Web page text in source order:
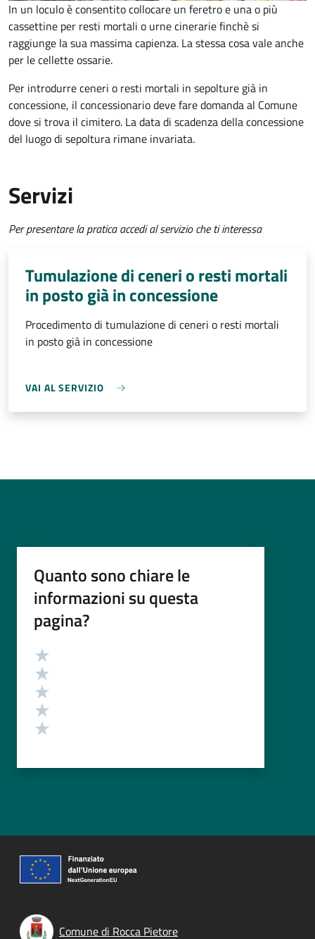
In un loculo è consentito collocare un feretro e una o più
cassettine per resti mortali o urne cinerarie finchè si
raggiunge la sua massima capienza. La stessa cosa vale anche
per le cellette ossarie.
Per introdurre ceneri o resti mortali in sepolture già in
concessione, il concessionario deve fare domanda al Comune
dove si trova il cimitero. La data di scadenza della concessione
del luogo di sepoltura rimane invariata.
Servizi
Per presentare la pratica accedi al servizio che ti interessa
Tumulazione di ceneri o resti mortali
in posto già in concessione
Procedimento di tumulazione di ceneri o resti mortali
in posto già in concessione
VAI AL SERVIZIO
Quanto sono chiare le
informazioni su questa
pagina?
Valutazione
Comune di Rocca Pietore